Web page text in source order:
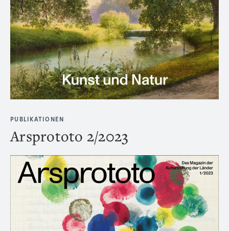
PUBLIKATIONEN
Arsprototo 2/2023